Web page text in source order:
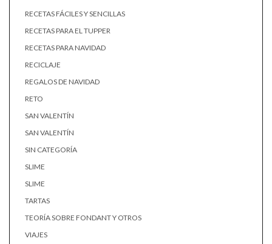
RECETAS FÁCILES Y SENCILLAS
RECETAS PARA EL TUPPER
RECETAS PARA NAVIDAD
RECICLAJE
REGALOS DE NAVIDAD
RETO
SAN VALENTÍN
SAN VALENTÍN
SIN CATEGORÍA
SLIME
SLIME
TARTAS
TEORÍA SOBRE FONDANT Y OTROS
VIAJES